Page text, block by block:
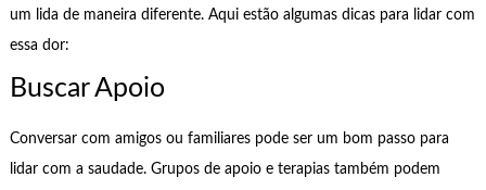
um lida de maneira diferente. Aqui estão algumas dicas para lidar com
essa dor:
Buscar Apoio
Conversar com amigos ou familiares pode ser um bom passo para
lidar com a saudade. Grupos de apoio e terapias também podem